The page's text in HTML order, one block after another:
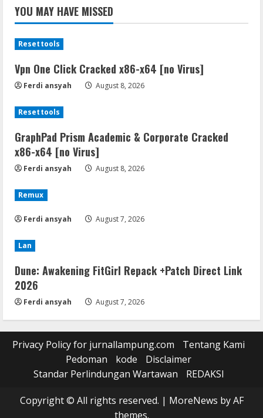
YOU MAY HAVE MISSED
Resettools
Vpn One Click Cracked x86-x64 [no Virus]
Ferdi ansyah August 8, 2026
Resettools
GraphPad Prism Academic & Corporate Cracked
x86-x64 [no Virus]
Ferdi ansyah August 8, 2026
Remux
Ferdi ansyah August 7, 2026
Lan
Dune: Awakening FitGirl Repack +Patch Direct Link
2026
Ferdi ansyah August 7, 2026
Privacy Policy for jurnallampung.com
Tentang Kami
Pedoman
kode
Disclaimer
Standar Perlindungan Wartawan
REDAKSI
Copyright © All rights reserved. | MoreNews by AF
themes.